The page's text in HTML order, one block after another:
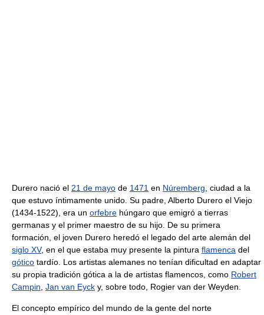
Durero nació el 21 de mayo de 1471 en Núremberg , ciudad a la
que estuvo íntimamente unido. Su padre, Alberto Durero el Viejo
(1434-1522), era un orfebre húngaro que emigró a tierras
germanas y el primer maestro de su hijo. De su primera
formación, el joven Durero heredó el legado del arte alemán del
siglo XV, en el que estaba muy presente la pintura flamenca del
gótico tardío. Los artistas alemanes no tenían dificultad en adaptar
su propia tradición gótica a la de artistas flamencos, como Robert
Campin Jan van Eyck y, sobre todo, Rogier van der Weyden.
El concepto empírico del mundo de la gente del norte